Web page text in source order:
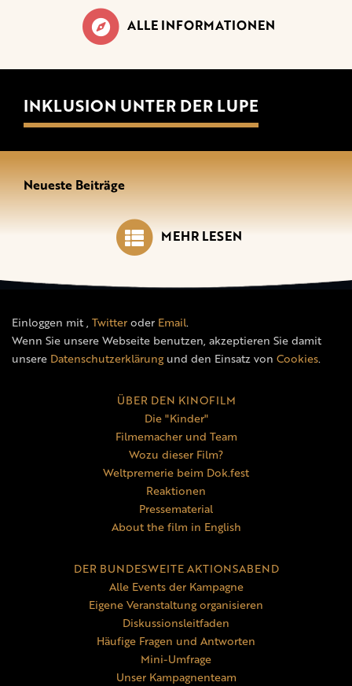
ALLE INFORMATIONEN
INKLUSION UNTER DER LUPE
Neueste Beiträge
MEHR LESEN
Einloggen mit, Twitteroder Email.
Wenn Sie unsere Webseite benutzen, akzeptieren Sie damit
unsere Datenschutzerklärungund den Einsatz von Cookies.
ÜBER DEN KINOFILM
Die "Kinder"
Filmemacher und Team
Wozu dieser Film?
Weltpremerie beim Dok.fest
Reaktionen
Pressematerial
About the film in English
DER BUNDESWEITE AKTIONSABEND
Alle Events der Kampagne
Eigene Veranstaltung organisieren
Diskussionsleitfaden
Häufige Fragen und Antworten
Mini-Umfrage
Unser Kampagnenteam